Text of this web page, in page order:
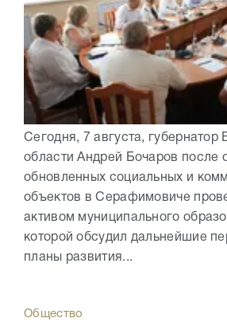
Сегодня, 7 августа, губернатор
области Андрей Бочаров после
обновленных социальных и
объектов в Серафимовиче
активом муниципального
которой обсудил дальнейшие
планы развития...
Общество